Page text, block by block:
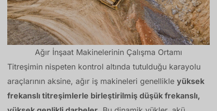
Ağır İnşaat Makinelerinin Çalışma Ortamı
Titreşimin nispeten kontrol altında tutulduğu karayolu
araçlarının aksine, ağır iş makineleri genellikle yüksek
frekanslı titreşimlerle birleştirilmiş düşük frekanslı,